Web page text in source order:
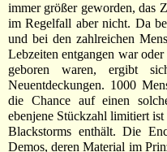
immer größer geworden, das
im Regelfall aber nicht. Da
und bei den zahlreichen
Lebzeiten entgangen war
geboren waren, ergibt
Neuentdeckungen. 1000
die Chance auf einen
ebenjene Stückzahl limitiert
Blackstorms enthält. Die
Demos, deren Material im